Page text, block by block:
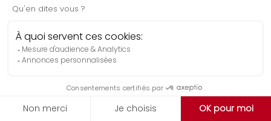
Évaluation gratuite